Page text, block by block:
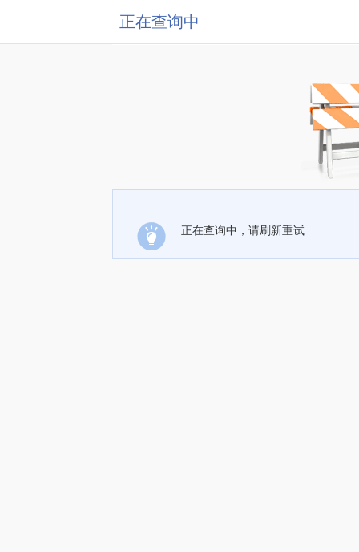
正在查询中
正在查询中，请刷新重试